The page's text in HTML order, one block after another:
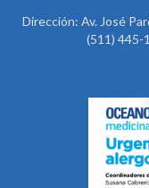
Dirección: Av. José
(511) 445-